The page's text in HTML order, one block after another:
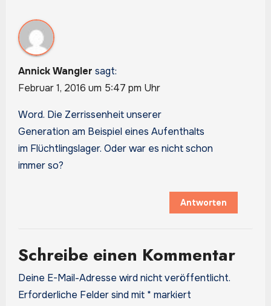
Annick Wangler sagt:
Februar 1, 2016 um 5:47 pm Uhr
Word. Die Zerrissenheit unserer
Generation am Beispiel eines Aufenthalts
im Flüchtlingslager. Oder war es nicht schon
immer so?
Antworten
Schreibe einen Kommentar
Deine E-Mail-Adresse wird nicht veröffentlicht.
Erforderliche Felder sind mit * markiert